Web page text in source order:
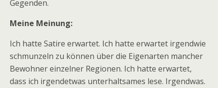
Gegenden.
Meine Meinung:
Ich hatte Satire erwartet. Ich hatte erwartet irgendwie
schmunzeln zu können über die Eigenarten mancher
Bewohner einzelner Regionen. Ich hatte erwartet,
dass ich irgendetwas unterhaltsames lese. Irgendwas.